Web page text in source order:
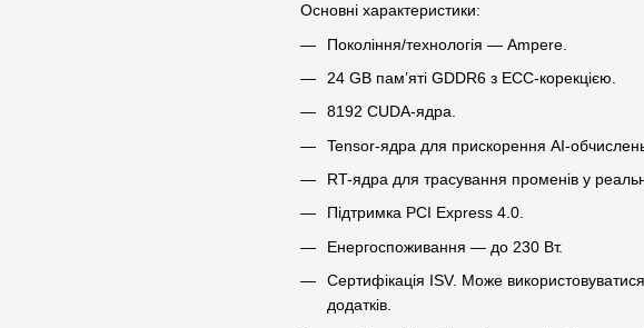
Основні характеристики:
Покоління/технологія — Ampere.
24 GB пам’яті GDDR6 з ECC-корекцією.
8192 CUDA-ядра.
Tensor-ядра для прискорення AI-
RT-ядра для трасування променів у
Підтримка PCI Express 4.0.
Енергоспоживання — до 230 Вт.
Сертифікація ISV. Може
додатків.